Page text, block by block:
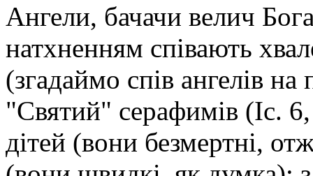
Ангели, бачачи велич
натхненням співають
(згадаймо спів ангелів
"Святий" серафимів (Іс.
дітей (вони безмертні,